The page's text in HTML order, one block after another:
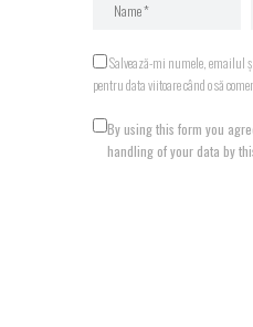
Salvează-mi numele, emailul
pentru data viitoare când o să
By using this form you
handling of your data by